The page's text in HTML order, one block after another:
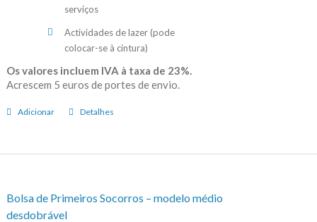
serviços
Actividades de lazer (pode
colocar-se à cintura)
Os valores incluem IVA à taxa de 23%.
Acrescem 5 euros de portes de envio.
Adicionar Detalhes
Bolsa de Primeiros Socorros – modelo médio
desdobrável